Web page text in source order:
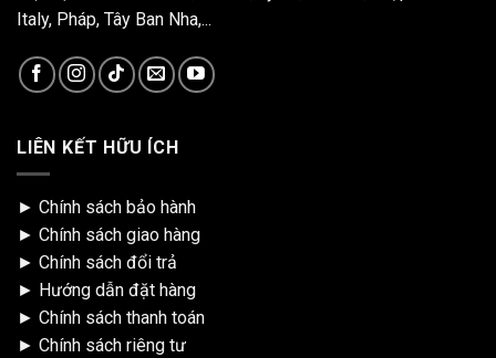
Italy, Pháp, Tây Ban Nha,...
LIÊN KẾT HỮU ÍCH
► Chính sách bảo hành
► Chính sách giao hàng
► Chính sách đổi trả
► Hướng dẫn đặt hàng
► Chính sách thanh toán
► Chính sách riêng tư